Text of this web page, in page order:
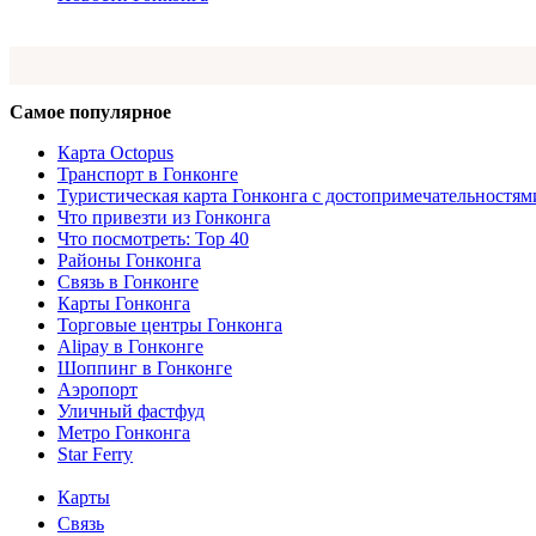
Самое популярное
Карта Octopus
Транспорт в Гонконге
Туристическая карта Гонконга с
Что привезти из Гонконга
Что посмотреть: Top 40
Районы Гонконга
Связь в Гонконге
Карты Гонконга
Торговые центры Гонконга
Alipay в Гонконге
Шоппинг в Гонконге
Аэропорт
Уличный фастфуд
Метро Гонконга
Star Ferry
Информация
Карты
Связь